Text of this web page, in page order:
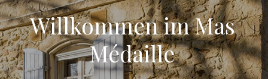
Willkommen im Mas
Médaille